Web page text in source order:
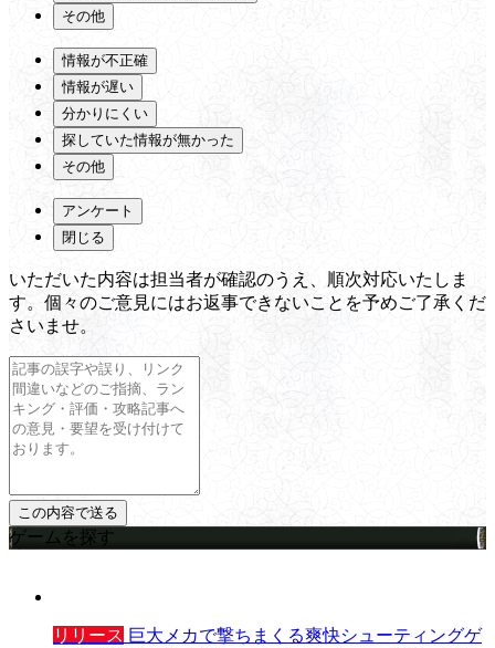
その他
情報が不正確
情報が遅い
分かりにくい
探していた情報が無かった
その他
アンケート
閉じる
いただいた内容は担当者が確認のうえ、順次対応いたしま
す。個々のご意見にはお返事できないことを予めご了承くだ
さいませ。
ゲームを探す
リリース 巨大メカで撃ちまくる爽快シューティングゲ